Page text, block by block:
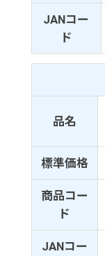
JANコー
ド
品名
標準価格
商品コー
ド
JANコー